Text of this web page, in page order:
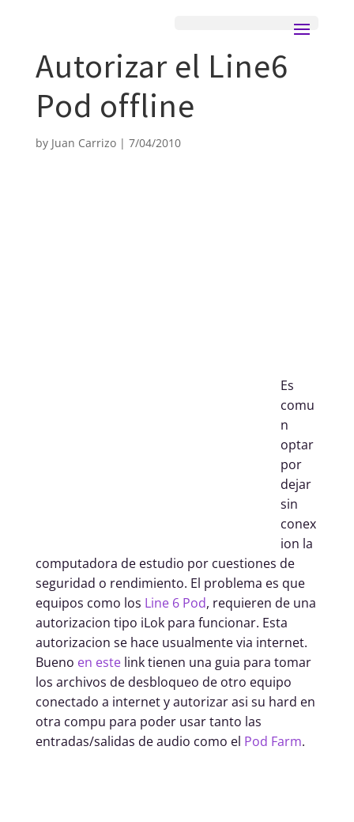
Autorizar el Line6
Pod offline
by Juan Carrizo| 7/04/2010
Es
comu
n
optar
por
dejar
sin
conex
ion la
computadora de estudio por cuestiones de
seguridad o rendimiento. El problema es que
equipos como los Line 6 Pod, requieren de una
autorizacion tipo iLok para funcionar. Esta
autorizacion se hace usualmente via internet.
Bueno en estelink tienen una guia para tomar
los archivos de desbloqueo de otro equipo
conectado a internet y autorizar asi su hard en
otra compu para poder usar tanto las
entradas/salidas de audio como el Pod Farm.